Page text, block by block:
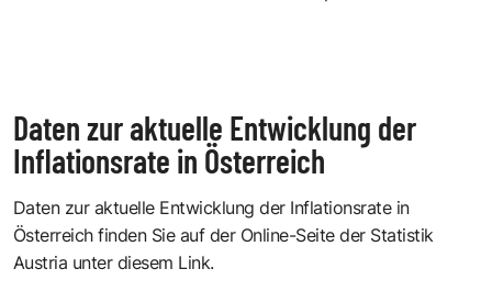
Daten zur aktuelle Entwicklung der
Inflationsrate in Österreich
Daten zur aktuelle Entwicklung der Inflationsrate in
Österreichfinden Sie auf der Online-Seite der Statistik
Austria unter diesem Link.